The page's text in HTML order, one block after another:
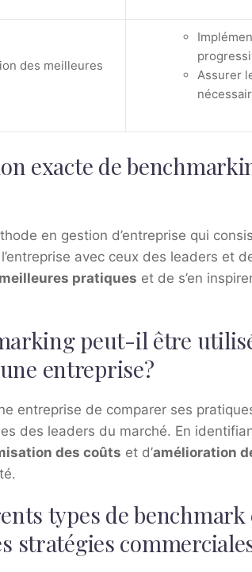
des meilleures
Assurer
exacte de
en gestion d’entreprise qui
avec ceux des leaders et
pratiques et de s’en
peut-il être
entreprise?
entreprise de comparer ses
des leaders du marché. En
des coûts et d’amélioration
types de
stratégies